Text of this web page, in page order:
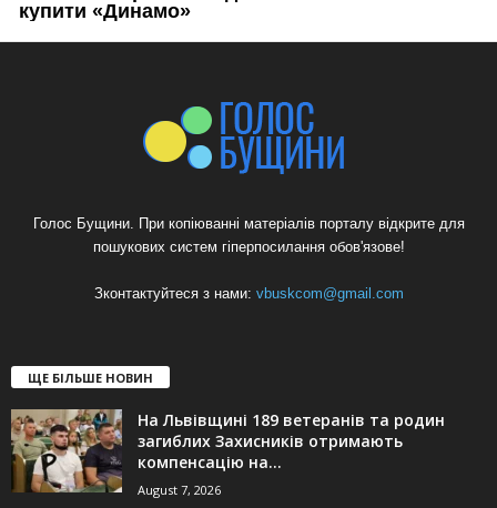
Голос Бущини. При копіюванні матеріалів порталу відкрите для
пошукових систем гіперпосилання обов'язове!
Зконтактуйтеся з нами: vbuskcom@gmail.com
ЩЕ БІЛЬШЕ НОВИН
На Львівщині 189 ветеранів та родин
загиблих Захисників отримають
компенсацію на...
August 7, 2026